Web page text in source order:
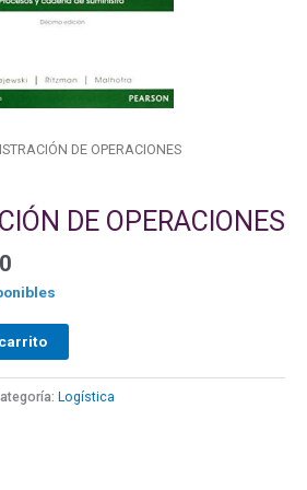
DE OPERACIONES
DE OPERACIONES
Logística